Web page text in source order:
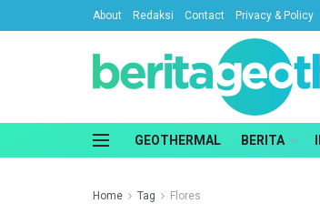
About Redaksi Contact Privacy & Policy
GEOTHERMAL BERITA
Home Tag Flores